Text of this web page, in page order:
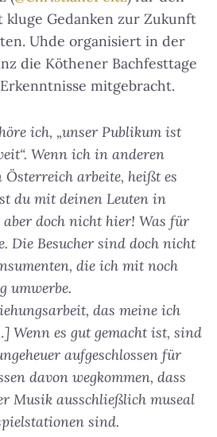
kluge Gedanken zur Zukunft
Uhde organisiert in der
die Köthener Bachfesttage
mitgebracht.
ich, „unser Publikum ist
Wenn ich in anderen
arbeite, heißt es
du mit deinen Leuten in
doch nicht hier! Was für
Die Besucher sind doch nicht
die ich mit noch
umwerbe.
das meine ich
Wenn es gut gemacht ist, sind
aufgeschlossen für
davon wegkommen, dass
Musik ausschließlich museal
sind.